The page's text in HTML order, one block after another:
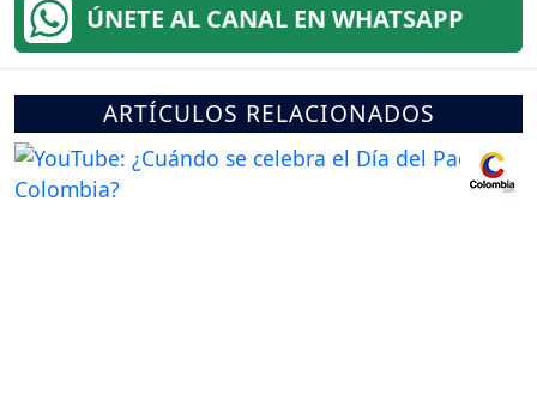
ÚNETE AL CANAL EN WHATSAPP
ARTÍCULOS RELACIONADOS